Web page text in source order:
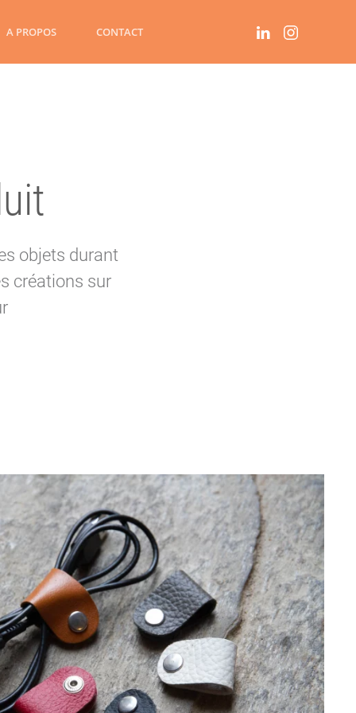
A PROPOS CONTACT
objets durant
créations sur